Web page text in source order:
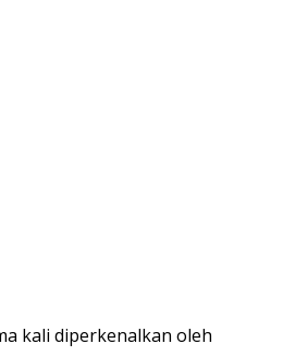
kali diperkenalkan oleh